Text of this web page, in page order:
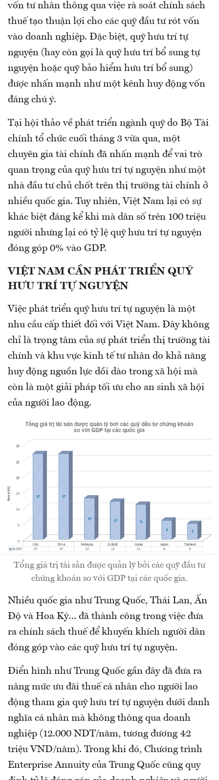
vốn tư nhân thông qua việc rà soát chính sách
thuế tạo thuận lợi cho các quỹ đầu tư rót vốn
vào doanh nghiệp. Đặc biệt, quỹ hưu trí tự
nguyện (hay còn gọi là quỹ hưu trí bổ sung tự
nguyện hoặc quỹ bảo hiểm hưu trí bổ sung)
được nhấn mạnh như một kênh huy động vốn
đáng chú ý.
Tại hội thảo về phát triển ngành quỹ do Bộ Tài
chính tổ chức cuối tháng 3 vừa qua, một
chuyên gia tài chính đã nhấn mạnh để vai trò
quan trọng của quỹ hưu trí tự nguyện như một
nhà đầu tư chủ chốt trên thị trường tài chính ở
nhiều quốc gia. Tuy nhiên, Việt Nam lại có sự
khác biệt đáng kể khi mà dân số trên 100 triệu
người nhưng lại có tỷ lệ quỹ hưu trí tự nguyện
đóng góp 0% vào GDP.
VIỆT NAM CẦN PHÁT TRIỂN QUỸ
HƯU TRÍ TỰ NGUYỆN
Việc phát triển quỹ hưu trí tự nguyện là một
nhu cầu cấp thiết đối với Việt Nam. Đây không
chỉ là trọng tâm của sự phát triển thị trường tài
chính và khu vực kinh tế tư nhân do khả năng
huy động nguồn lực dồi dào trong xã hội mà
còn là một giải pháp tối ưu cho an sinh xã hội
của người lao động.
Tổng giá trị tài sản được quản lý bởi các quỹ đầu tư
chứng khoán so với GDP tại các quốc gia.
Nhiều quốc gia như Trung Quốc, Thái Lan, Ấn
Độ và Hoa Kỳ… đã thành công trong việc đưa
ra chính sách thuế để khuyến khích người dân
đóng góp vào các quỹ hưu trí tự nguyện.
Điển hình như Trung Quốc gần đây đã đưa ra
nâng mức ưu đãi thuế cá nhân cho người lao
động tham gia quỹ hưu trí tự nguyện dưới danh
nghĩa cá nhân mà không thông qua doanh
nghiệp (12.000 NDT/năm, tương đương 42
triệu VND/năm). Trong khi đó, Chương trình
Enterprise Annuity của Trung Quốc cũng quy